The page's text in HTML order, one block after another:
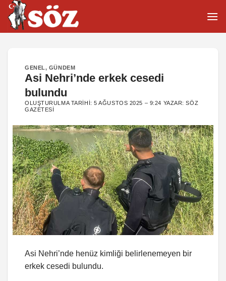
İçeriğe
atla
GENEL, GÜNDEM
Asi Nehri’nde erkek cesedi
bulundu
OLUŞTURULMA TARIHI:5 AĞUSTOS 2025 – 9:24 YAZAR:SÖZ
GAZETESI
Asi Nehri’nde henüz kimliği belirlenemeyen bir
erkek cesedi bulundu.